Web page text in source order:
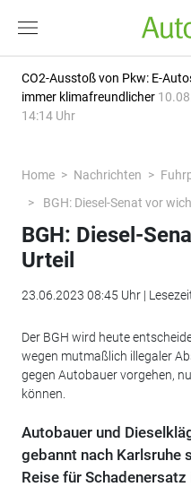
CO2-Ausstoß von Pkw: E-
immer klimafreundlicher
14:14 Uhr
Home Nachrichten
BGH: Diesel-Senat vor
BGH: Diesel-
Urteil
23.06.2023 08:45 Uhr |
Der BGH wird heute
wegen mutmaßlich illegaler
gegen Autobauer vorgehen,
können.
Autobauer und
gebannt nach Karlsruhe
Reise für